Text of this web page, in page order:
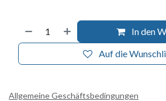
In den
Auf die
Allgemeine Geschäftsbedingungen